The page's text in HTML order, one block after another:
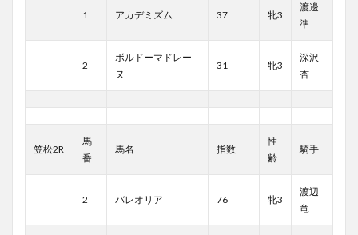
1 アカデミズム 37 牝3
渡邊
準
2
ボルドーマドレー
ヌ
31 牝3
深沢
杏
笠松2R
馬
番
馬名 指数
性
齢
騎手
2 バレオリア 76 牝3
渡辺
竜